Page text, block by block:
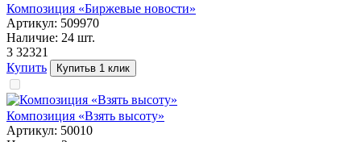
Композиция «Биржевые новости»
Артикул: 509970
Наличие: 24 шт.
3 32321
Купить
Купитьв 1 клик
Композиция «Взять высоту»
Артикул: 50010